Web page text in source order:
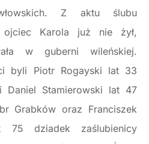
Z aktu ślubu
Karola już nie żył,
w guberni wileńskiej.
byli Piotr Rogayski lat 33
Stamierowski lat 47
Grabków oraz Franciszek
75 dziadek zaślubienicy